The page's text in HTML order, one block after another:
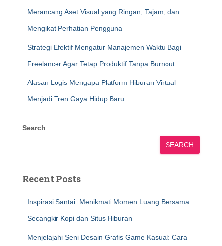
Merancang Aset Visual yang Ringan, Tajam, dan
Mengikat Perhatian Pengguna
Strategi Efektif Mengatur Manajemen Waktu Bagi
Freelancer Agar Tetap Produktif Tanpa Burnout
Alasan Logis Mengapa Platform Hiburan Virtual
Menjadi Tren Gaya Hidup Baru
Search
SEARCH
Recent Posts
Inspirasi Santai: Menikmati Momen Luang Bersama
Secangkir Kopi dan Situs Hiburan
Menjelajahi Seni Desain Grafis Game Kasual: Cara